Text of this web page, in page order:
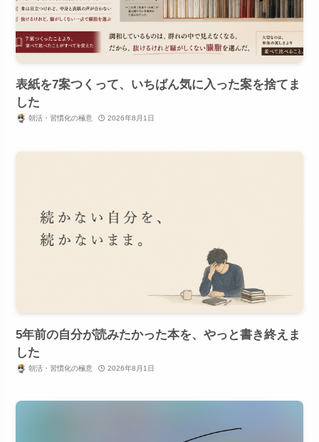
表紙を7案つくって、いちばん気に入った案を捨てま
した
朝活・習慣化の極意 2026年8月1日
5年前の自分が読みたかった本を、やっと書き終えま
した
朝活・習慣化の極意 2026年8月1日